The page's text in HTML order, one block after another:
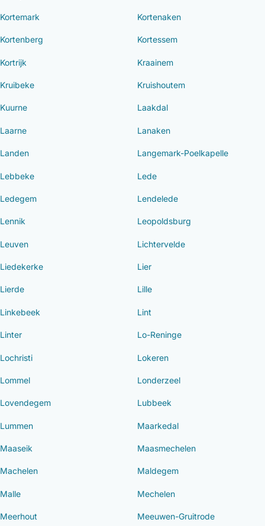
Kortemark Kortenaken
Kortenberg Kortessem
Kortrijk Kraainem
Kruibeke Kruishoutem
Kuurne Laakdal
Laarne Lanaken
Landen Langemark-Poelkapelle
Lebbeke Lede
Ledegem Lendelede
Lennik Leopoldsburg
Leuven Lichtervelde
Liedekerke Lier
Lierde Lille
Linkebeek Lint
Linter Lo-Reninge
Lochristi Lokeren
Lommel Londerzeel
Lovendegem Lubbeek
Lummen Maarkedal
Maaseik Maasmechelen
Machelen Maldegem
Malle Mechelen
Meerhout Meeuwen-Gruitrode